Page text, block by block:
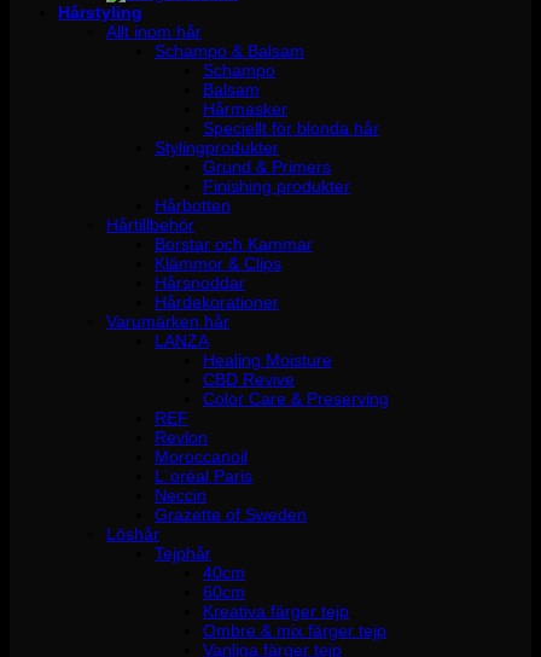
Hårstyling
Allt inom hår
Schampo & Balsam
Schampo
Balsam
Hårmasker
Speciellt för blonda hår
Stylingprodukter
Grund & Primers
Finishing produkter
Hårbotten
Hårtillbehör
Borstar och Kammar
Klämmor & Clips
Hårsnoddar
Hårdekorationer
Varumärken hår
LANZA
Healing Moisture
CBD Revive
Color Care & Preserving
REF
Revlon
Moroccanoil
L´oréal Paris
Neccin
Grazette of Sweden
Löshår
Tejphår
40cm
60cm
Kreativa färger tejp
Ombre & mix färger tejp
Vanliga färger tejp